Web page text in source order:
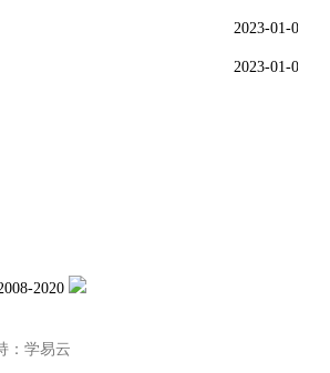
2023-01-09
2023-01-09
2020
学易云